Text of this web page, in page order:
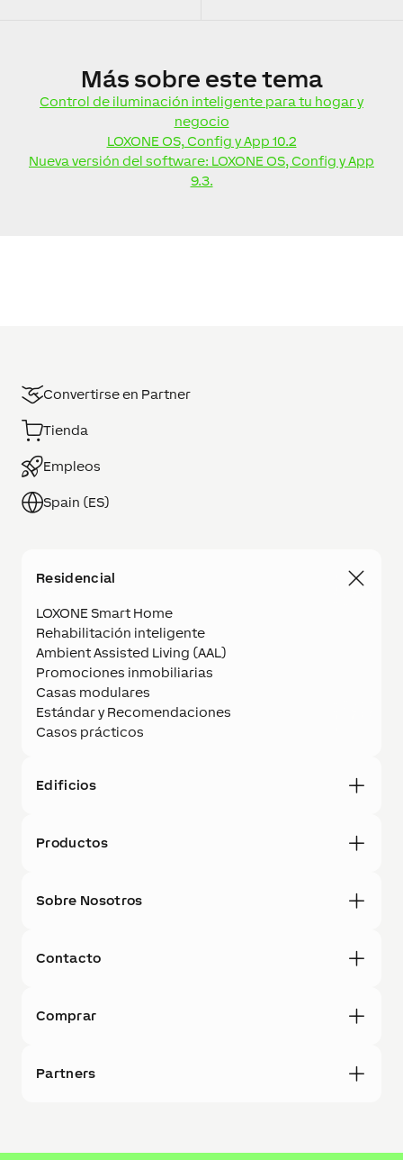
Más sobre este tema
Control de iluminación inteligente para tu hogar y
negocio
LOXONE OS, Config y App 10.2
Nueva versión del software: LOXONE OS, Config y App
9.3.
Convertirse en Partner
Tienda
Empleos
Spain (ES)
Residencial
LOXONE Smart Home
Rehabilitación inteligente
Ambient Assisted Living (AAL)
Promociones inmobiliarias
Casas modulares
Estándar y Recomendaciones
Casos prácticos
Edificios
Productos
Sobre Nosotros
Contacto
Comprar
Partners